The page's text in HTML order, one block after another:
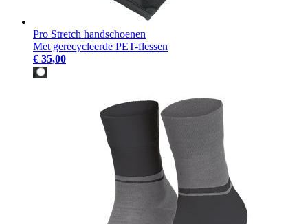
Pro Stretch handschoenen
Met gerecycleerde PET-flessen
€ 35,00